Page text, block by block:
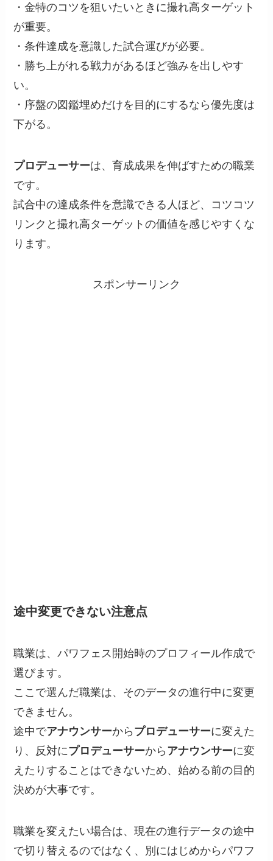
・金特のコツを狙いたいときに撮れ高ターゲット
が重要。
・条件達成を意識した試合運びが必要。
・勝ち上がれる戦力があるほど強みを出しやす
い。
・序盤の図鑑埋めだけを目的にするなら優先度は
下がる。
プロデューサーは、育成成果を伸ばすための職業
です。
試合中の達成条件を意識できる人ほど、コツコツ
リンクと撮れ高ターゲットの価値を感じやすくな
ります。
スポンサーリンク
途中変更できない注意点
職業は、パワフェス開始時のプロフィール作成で
選びます。
ここで選んだ職業は、そのデータの進行中に変更
できません。
途中でアナウンサーから プロデューサーに変えた
り、反対にプロデューサーから アナウンサーに変
えたりすることはできないため、始める前の目的
決めが大事です。
職業を変えたい場合は、現在の進行データの途中
で切り替えるのではなく、別にはじめからパワフ